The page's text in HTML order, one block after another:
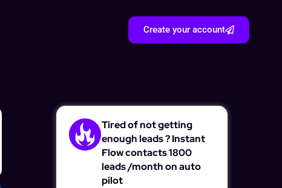
Create your account
Tired of not getting
enough leads ? Instant
Flow contacts 1800
leads /month on auto
pilot